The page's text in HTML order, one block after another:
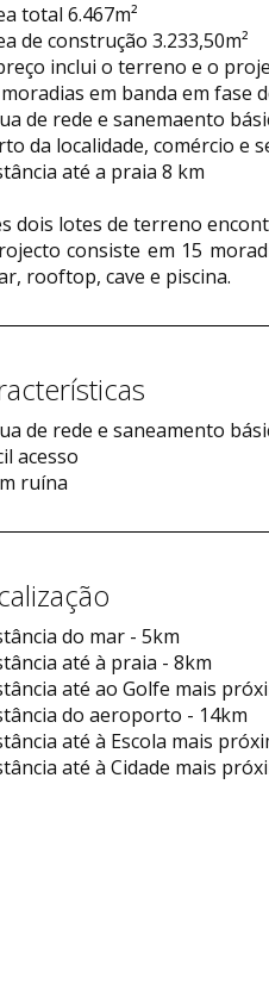
total 6.467m²
de construção 3.233,50m²
inclui o terreno e o
moradias em banda em fase
de rede e sanemaento
da localidade, comércio e
até a praia 8 km
dois lotes de terreno
consiste em 15
rooftop, cave e piscina.
de rede e saneamento
acesso
ruína
do mar - 5km
até à praia - 8km
até ao Golfe mais
do aeroporto - 14km
até à Escola mais
até à Cidade mais